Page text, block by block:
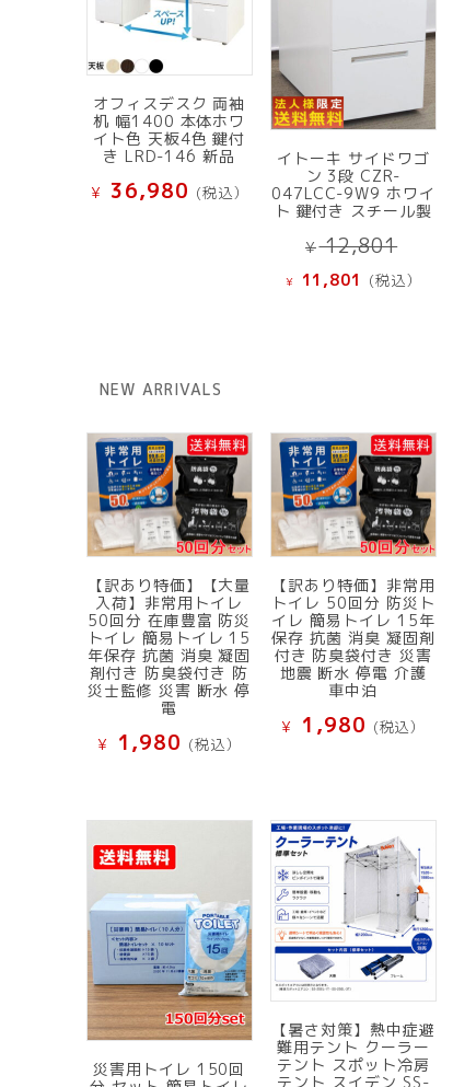
オフィスデスク 両袖
机 幅1400 本体ホワ
イト色 天板4色 鍵付
き LRD-146 新品
¥ 36,980 (税込）
品
イトーキ サイドワゴ
ン 3段 CZR-
047LCC-9W9 ホワイ
ト 鍵付き スチール製
¥12,801
の
価
た。
¥ 11,801 現
で
す。
(税込）
NEW ARRIVALS
【訳あり特価】【大量
入荷】非常用トイレ
50回分 在庫豊富 防災
トイレ 簡易トイレ 15
年保存 抗菌 消臭 凝固
剤付き 防臭袋付き 防
災士監修 災害 断水 停
電
¥ 1,980 (税込）
【訳あり特価】非常用
トイレ 50回分 防災ト
イレ 簡易トイレ 15年
保存 抗菌 消臭 凝固剤
付き 防臭袋付き 災害
地震 断水 停電 介護
車中泊
¥ 1,980 (税込）
災害用トイレ 150回
【暑さ対策】熱中症避
難用テント クーラー
テント スポット冷房
テント スイデン SS-